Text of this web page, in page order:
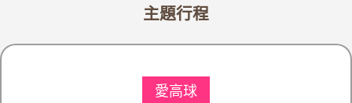
愛高球
主題行程